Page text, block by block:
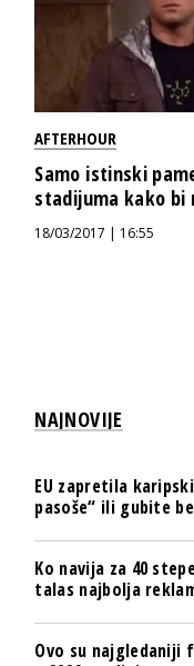
AFTERHOUR
Samo istinski
stadijuma kako bi
18/03/2017 | 16:55
NAJNOVIJE
EU zapretila
pasoše“ ili gubite
Ko navija za 40
talas najbolja
Ovo su